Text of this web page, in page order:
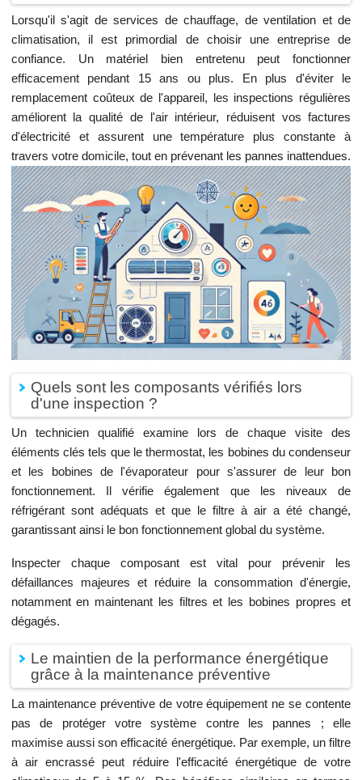
Lorsqu'il s'agit de services de chauffage, de ventilation et de
climatisation, il est primordial de choisir une entreprise de
confiance. Un matériel bien entretenu peut fonctionner
efficacement pendant 15 ans ou plus. En plus d'éviter le
remplacement coûteux de l'appareil, les inspections régulières
améliorent la qualité de l'air intérieur, réduisent vos factures
d'électricité et assurent une température plus constante à
travers votre domicile, tout en prévenant les pannes inattendues.
Quels sont les composants vérifiés lors
d'une inspection ?
Un technicien qualifié examine lors de chaque visite des
éléments clés tels que le thermostat, les bobines du condenseur
et les bobines de l'évaporateur pour s'assurer de leur bon
fonctionnement. Il vérifie également que les niveaux de
réfrigérant sont adéquats et que le filtre à air a été changé,
garantissant ainsi le bon fonctionnement global du système.
Inspecter chaque composant est vital pour prévenir les
défaillances majeures et réduire la consommation d'énergie,
notamment en maintenant les filtres et les bobines propres et
dégagés.
Le maintien de la performance énergétique
grâce à la maintenance préventive
La maintenance préventive de votre équipement ne se contente
pas de protéger votre système contre les pannes ; elle
maximise aussi son efficacité énergétique. Par exemple, un filtre
à air encrassé peut réduire l'efficacité énergétique de votre